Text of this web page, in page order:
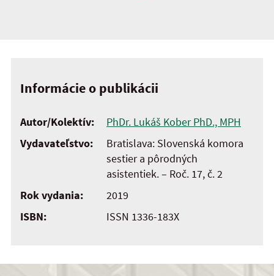
Informácie o publikácii
Autor/Kolektív:
PhDr. Lukáš Kober PhD., MPH
Vydavateľstvo:
Bratislava: Slovenská komora
sestier a pôrodných
asistentiek. – Roč. 17, č. 2
Rok vydania:
2019
ISBN:
ISSN 1336-183X